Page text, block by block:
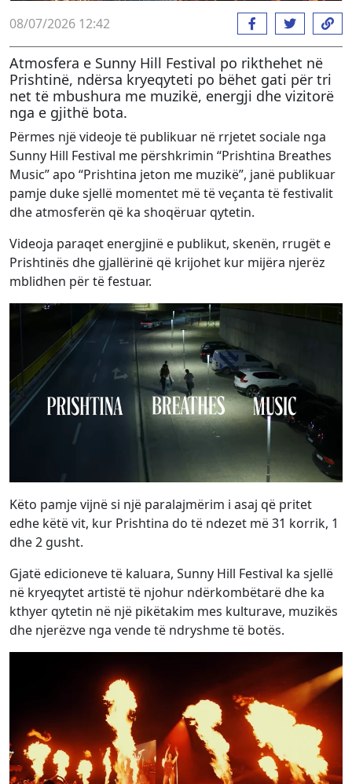
08/07/2026 12:42
Atmosfera e Sunny Hill Festival po rikthehet në
Prishtinë, ndërsa kryeqyteti po bëhet gati për tri
net të mbushura me muzikë, energji dhe vizitorë
nga e gjithë bota.
Përmes një videoje të publikuar në rrjetet sociale nga
Sunny Hill Festival me përshkrimin “Prishtina Breathes
Music” apo “Prishtina jeton me muzikë”, janë publikuar
pamje duke sjellë momentet më të veçanta të festivalit
dhe atmosferën që ka shoqëruar qytetin.
Videoja paraqet energjinë e publikut, skenën, rrugët e
Prishtinës dhe gjallërinë që krijohet kur mijëra njerëz
mblidhen për të festuar.
Këto pamje vijnë si një paralajmërim i asaj që pritet
edhe këtë vit, kur Prishtina do të ndezet më 31 korrik, 1
dhe 2 gusht.
Gjatë edicioneve të kaluara, Sunny Hill Festival ka sjellë
në kryeqytet artistë të njohur ndërkombëtarë dhe ka
kthyer qytetin në një pikëtakim mes kulturave, muzikës
dhe njerëzve nga vende të ndryshme të botës.